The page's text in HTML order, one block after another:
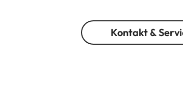
Kontakt &